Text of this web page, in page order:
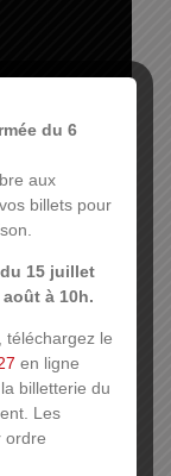
du 6
aux
billets pour
15 juillet
à 10h.
téléchargez le
en ligne
billetterie du
Les
ordre